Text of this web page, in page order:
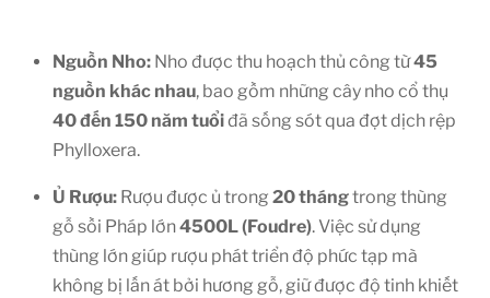
Nguồn Nho: Nho được thu hoạch thủ công từ45
nguồn khác nhau, bao gồm những cây nho cổ thụ
40 đến 150 năm tuổiđã sống sót qua đợt dịch rệp
Phylloxera.
Ủ Rượu: Rượu được ủ trong 20 thángtrong thùng
gỗ sồi Pháp lớn4500L (Foudre). Việc sử dụng
thùng lớn giúp rượu phát triển độ phức tạp mà
không bị lấn át bởi hương gỗ, giữ được độ tinh khiết